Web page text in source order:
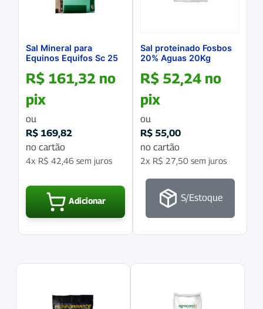
Sal Mineral para
Equinos Equifos Sc 25
R$ 161,32 no
pix
ou
R$ 169,82
no cartão
4x R$ 42,46 sem juros
Adicionar
Sal proteinado Fosbos
20% Aguas 20Kg
R$ 52,24 no
pix
ou
R$ 55,00
no cartão
2x R$ 27,50 sem juros
S/Estoque